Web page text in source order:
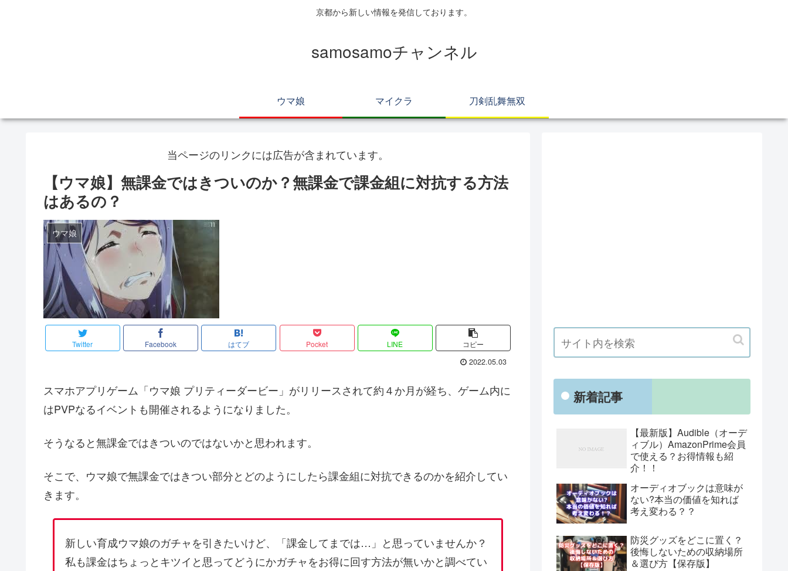
京都から新しい情報を発信しております。
samosamoチャンネル
ウマ娘 マイクラ 刀剣乱舞無双
当ページのリンクには広告が含まれています。
【ウマ娘】無課金ではきついのか？無課金で課金組に対抗する方法
はあるの？
ウマ娘
Twitter Facebook はてブ Pocket LINE コピー
2022.05.03
スマホアプリゲーム「ウマ娘 プリティーダービー」がリリースされて約４か月が経ち、ゲーム内に
はPVPなるイベントも開催されるようになりました。
そうなると無課金ではきついのではないかと思われます。
そこで、ウマ娘で無課金ではきつい部分とどのようにしたら課金組に対抗できるのかを紹介してい
きます。
新しい育成ウマ娘のガチャを引きたいけど、「課金してまでは…」と思っていませんか？
私も課金はちょっとキツイと思ってどうにかガチャをお得に回す方法が無いかと調べてい
新着記事
【最新版】Audible（オーデ
ィブル）AmazonPrime会員
で使える？お得情報も紹
介！！
オーディオブックは意味が
ない?本当の価値を知れば
考え変わる？？
防災グッズをどこに置く？
後悔しないための収納場所
＆選び方【保存版】